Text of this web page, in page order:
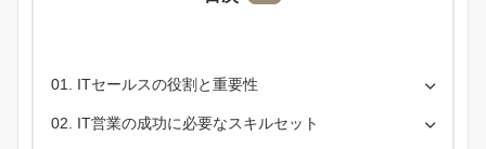
ITセールスの役割と重要性
IT営業の成功に必要なスキルセット